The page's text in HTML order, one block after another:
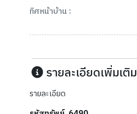
ทิศหน้าบ้าน :
รายละเอียดเพิ่มเติม
รายละเอียด